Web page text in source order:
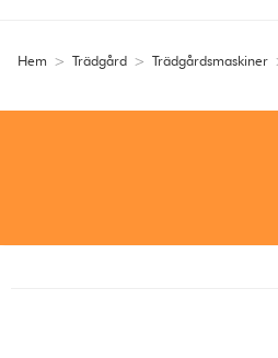
Hem > Trädgård > Trädgårdsmaskiner